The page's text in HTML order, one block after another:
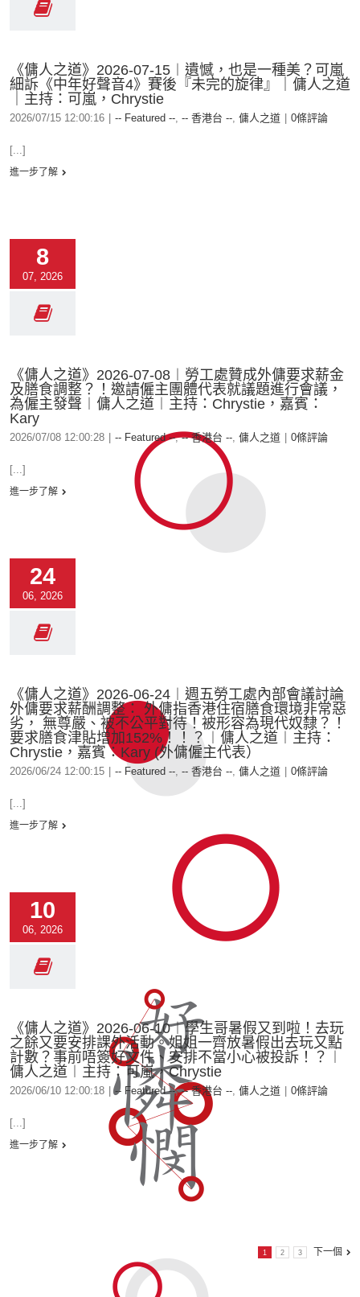
《傭人之道》2026-07-15︱遺憾，也是一種美？可嵐
細訴《中年好聲音4》賽後『未完的旋律』｜傭人之道
｜主持：可嵐，Chrystie
2026/07/15 12:00:16 -- Featured --, -- 香港台 --, 傭人之道 0條評論
[...]
進一步了解
8
07, 2026
《傭人之道》2026-07-08︱勞工處贊成外傭要求薪金
及膳食調整？！邀請僱主團體代表就議題進行會議，
為僱主發聲︱傭人之道︱主持：Chrystie，嘉賓：
Kary
2026/07/08 12:00:28 -- Featured --,-- 香港台 --, 傭人之道 0條評論
[...]
進一步了解
24
06, 2026
《傭人之道》2026-06-24︱週五勞工處內部會議討論
外傭要求薪酬調整： 外傭指香港住宿膳食環境非常惡
劣， 無尊嚴、被不公平對待！被形容為現代奴隸？！
要求膳食津貼增加152%！！？︱傭人之道︱主持：
Chrystie，嘉賓：Kary (外傭僱主代表）
2026/06/24 12:00:15 -- Featured --, -- 香港台 --, 傭人之道 0條評論
[...]
進一步了解
10
06, 2026
《傭人之道》2026-06-10︱學生哥暑假又到啦！去玩
之餘又要安排課外活動。姐姐一齊放暑假出去玩又點
計數？事前唔簽好文件、安排不當小心被投訴！？︱
傭人之道︱主持：可嵐，Chrystie
2026/06/10 12:00:18 -- Featured --,-- 香港台 --, 傭人之道 0條評論
[...]
進一步了解
1 2 3 下一個